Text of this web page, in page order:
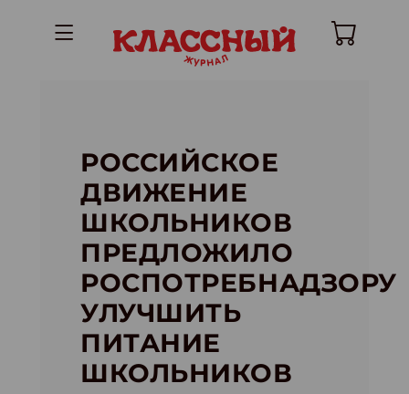
РОССИЙСКОЕ
ДВИЖЕНИЕ
ШКОЛЬНИКОВ
ПРЕДЛОЖИЛО
РОСПОТРЕБНАДЗОРУ
УЛУЧШИТЬ
ПИТАНИЕ
ШКОЛЬНИКОВ